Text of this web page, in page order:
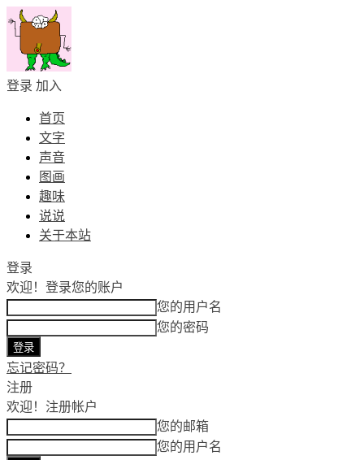
登录 加入
首页
文字
声音
图画
趣味
说说
关于本站
登录
欢迎！ 登录您的账户
您的用户名
您的密码
忘记密码？
注册
欢迎！ 注册帐户
您的邮箱
您的用户名